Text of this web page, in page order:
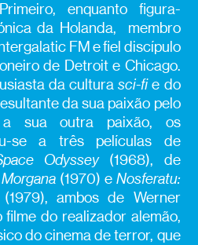
enquanto figura-
da Holanda, membro
FM e fiel discípulo
de Detroit e Chicago.
da culturasci-fie do
da sua paixão pelo
sua outra paixão, os
se a três películas de
Odyssey (1968), de
(1970) e Nosferatu:
(1979), ambos de Werner
filme do realizador alemão,
do cinema de terror, que